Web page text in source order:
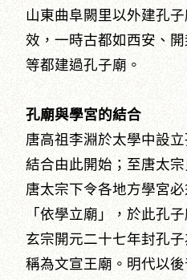
山東曲阜闕里以外建孔
效，一時古都如西安、
等都建過孔子廟。
孔廟與學宮的結合
唐高祖李淵於太學中設
結合由此開始；至唐太
唐太宗下令各地方學宮
「依學立廟」，於此孔
玄宗開元二十七年封孔
稱為文宣王廟。明代以